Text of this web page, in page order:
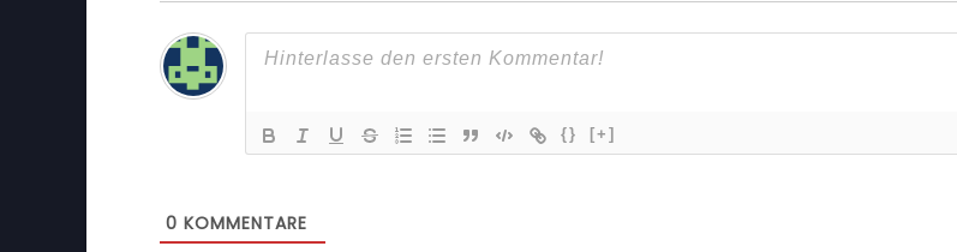
{} [+]
0 KOMMENTARE